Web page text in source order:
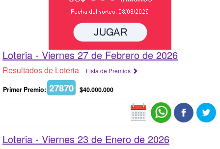
Loteria - Viernes 27 de Febrero de 2026
Resultados de Loteria Lista de Premios
Primer Premio: 27870 $40.000.000
Loteria - Viernes 23 de Enero de 2026